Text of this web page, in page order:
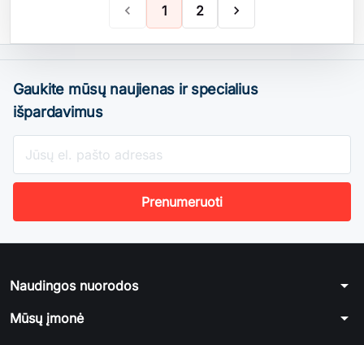
 1 2 
Gaukite mūsų naujienas ir specialius
išpardavimus
Naudingos nuorodos arrow_drop_down
Mūsų įmonė arrow_drop_down